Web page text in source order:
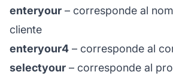
enteryour – corresponde al
cliente
enteryour4 – corresponde al
selectyour – corresponde al